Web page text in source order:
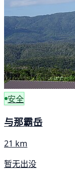
安全
与那霸岳
21 km
暂无出没